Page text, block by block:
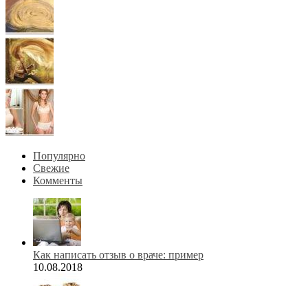
Популярно
Свежие
Комменты
Как написать отзыв о враче: пример
10.08.2018